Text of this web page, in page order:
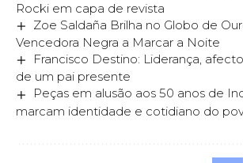
Rocki em capa de revista
Zoe Saldaña Brilha no Globo de
Vencedora Negra a Marcar a Noite
Francisco Destino: Liderança,
de um pai presente
Peças em alusão aos 50 anos de
marcam identidade e cotidiano do